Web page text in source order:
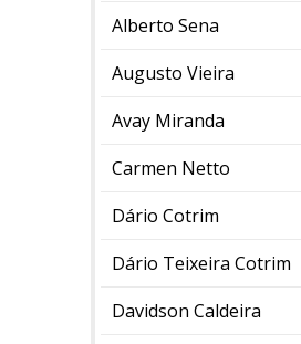
Alberto Sena
Augusto Vieira
Avay Miranda
Carmen Netto
Dário Cotrim
Dário Teixeira Cotrim
Davidson Caldeira